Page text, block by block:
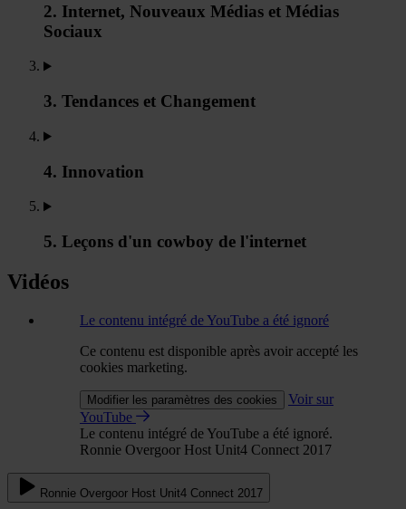
2. Internet, Nouveaux Médias et Médias
Sociaux
3. Tendances et Changement
4. Innovation
5. Leçons d'un cowboy de l'internet
Vidéos
Le contenu intégré de YouTube a été ignoré
Ce contenu est disponible après avoir accepté les
cookies marketing.
Modifier les paramètres des cookies
Voir sur
YouTube
Le contenu intégré de YouTube a été ignoré.
Ronnie Overgoor Host Unit4 Connect 2017
Ronnie Overgoor Host Unit4 Connect 2017